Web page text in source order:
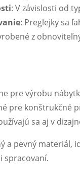
: V závislosti od
: Preglejky sa
z
pre výrobu
pre konštrukčné
sa aj v
a pevný materiál,
spracovaní.